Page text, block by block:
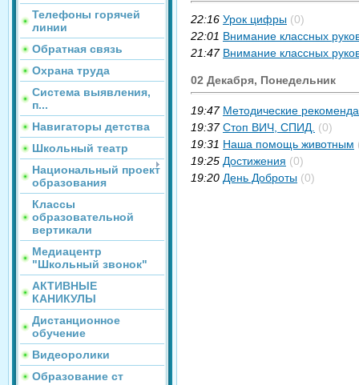
Телефоны горячей
линии
Обратная связь
Охрана труда
Система выявления,
п...
Навигаторы детства
Школьный театр
Национальный проект
образования
Классы
образовательной
вертикали
Медиацентр
"Школьный звонок"
АКТИВНЫЕ
КАНИКУЛЫ
Дистанционное
обучение
Видеоролики
Образование ст
22:16 Урок цифры (0)
22:01 Внимание классных
21:47 Внимание классных
02 Декабря, Понедельник
19:47 Методические
19:37 Стоп ВИЧ, СПИД. (0)
19:31 Наша помощь животным
19:25 Достижения (0)
19:20 День Доброты (0)